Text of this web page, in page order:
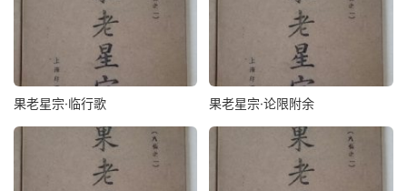
果老星宗·临行歌 果老星宗·论限附余